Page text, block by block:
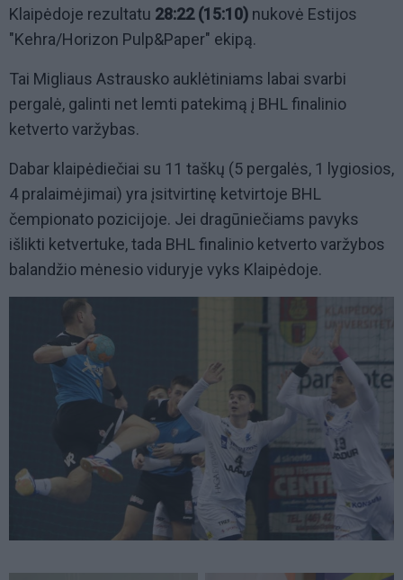
Klaipėdoje rezultatu 28:22 (15:10) nukovė Estijos
"Kehra/Horizon Pulp&Paper" ekipą.
Tai Migliaus Astrausko auklėtiniams labai svarbi
pergalė, galinti net lemti patekimą į BHL finalinio
ketverto varžybas.
Dabar klaipėdiečiai su 11 taškų (5 pergalės, 1 lygiosios,
4 pralaimėjimai) yra įsitvirtinę ketvirtoje BHL
čempionato pozicijoje. Jei dragūniečiams pavyks
išlikti ketvertuke, tada BHL finalinio ketverto varžybos
balandžio mėnesio viduryje vyks Klaipėdoje.